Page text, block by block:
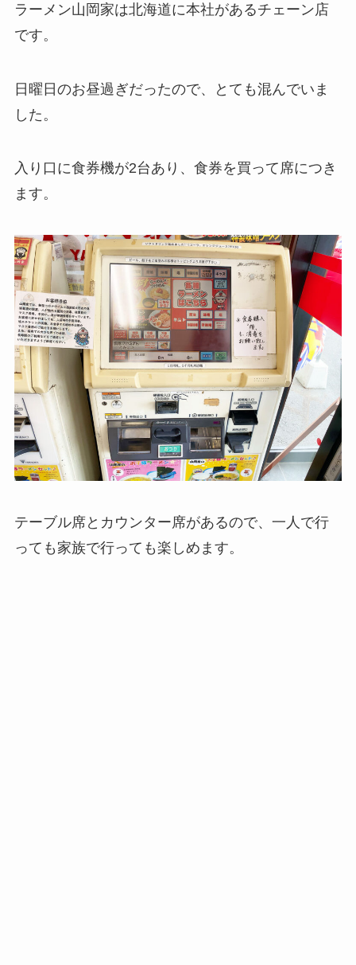
ラーメン山岡家は北海道に本社があるチェーン店
です。
日曜日のお昼過ぎだったので、とても混んでいま
した。
入り口に食券機が2台あり、食券を買って席につき
ます。
テーブル席とカウンター席があるので、一人で行
っても家族で行っても楽しめます。